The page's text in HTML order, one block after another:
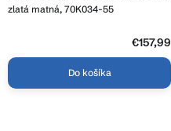
zlatá matná, 70K034-55
€157,99
Do košíka